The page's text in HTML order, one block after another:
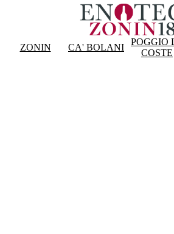
ZONIN CA' BOLANI
POGGIO
COSTE